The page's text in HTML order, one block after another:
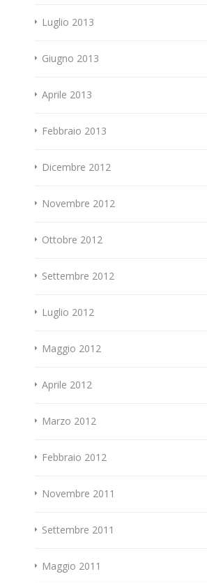
Luglio 2013
Giugno 2013
Aprile 2013
Febbraio 2013
Dicembre 2012
Novembre 2012
Ottobre 2012
Settembre 2012
Luglio 2012
Maggio 2012
Aprile 2012
Marzo 2012
Febbraio 2012
Novembre 2011
Settembre 2011
Maggio 2011